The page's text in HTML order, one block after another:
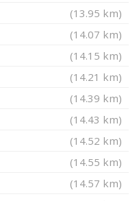
(13.95 km)
(14.07 km)
(14.15 km)
(14.21 km)
(14.39 km)
(14.43 km)
(14.52 km)
(14.55 km)
(14.57 km)